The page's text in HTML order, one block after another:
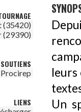
(35420)
(29390)
SOUTIENS
Procirep
LIENS
leurs
Un